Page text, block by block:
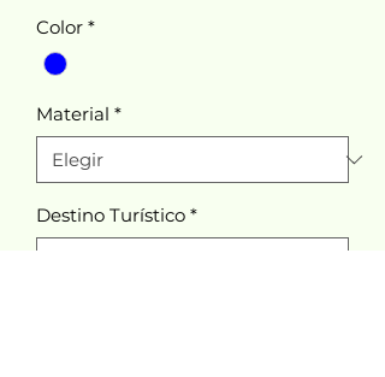
Color *
Material *
Destino Turístico *